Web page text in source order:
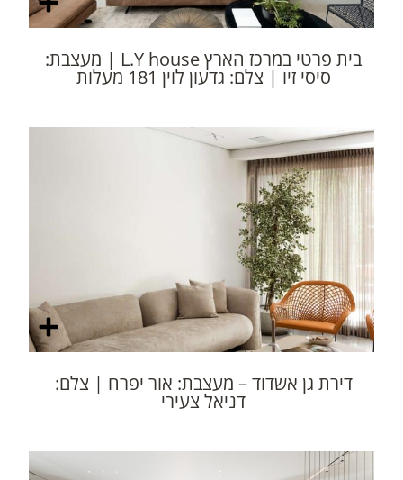
בית פרטי במרכז הארץ L.Y house | מעצבת:
סיסי זיו | צלם: גדעון לוין 181 מעלות
דירת גן אשדוד – מעצבת: אור יפרח | צלם:
דניאל צעירי